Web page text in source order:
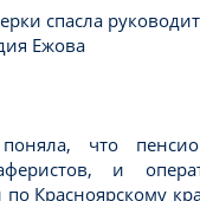
что
и
Красноярскому